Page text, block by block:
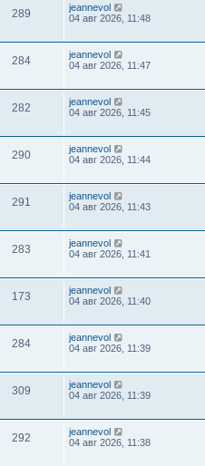
289
jeannevol
04 авг 2026, 11:48
284
jeannevol
04 авг 2026, 11:47
282
jeannevol
04 авг 2026, 11:45
290
jeannevol
04 авг 2026, 11:44
291
jeannevol
04 авг 2026, 11:43
283
jeannevol
04 авг 2026, 11:41
173
jeannevol
04 авг 2026, 11:40
284
jeannevol
04 авг 2026, 11:39
309
jeannevol
04 авг 2026, 11:39
292
jeannevol
04 авг 2026, 11:38